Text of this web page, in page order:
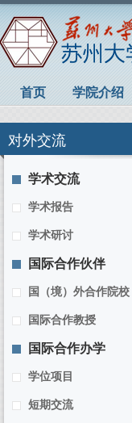
首页 学院介绍
对外交流
学术交流
学术报告
学术研讨
国际合作伙伴
国（境）外合作院校
国际合作教授
国际合作办学
学位项目
短期交流